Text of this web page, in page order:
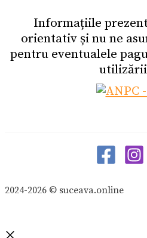
Informațiile
orientativ și nu ne
pentru eventualele
2024-2026 © suceava.online